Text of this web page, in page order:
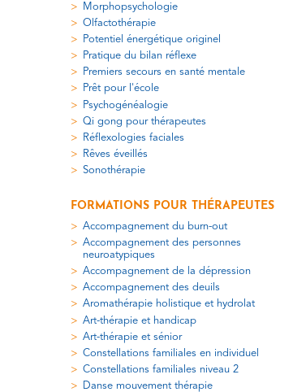
Morphopsychologie
Olfactothérapie
Potentiel énergétique originel
Pratique du bilan réflexe
Premiers secours en santé mentale
Prêt pour l'école
Psychogénéalogie
Qi gong pour thérapeutes
Réflexologies faciales
Rêves éveillés
Sonothérapie
FORMATIONS POUR THÉRAPEUTES
Accompagnement du burn-out
Accompagnement des personnes
neuroatypiques
Accompagnement de la dépression
Accompagnement des deuils
Aromathérapie holistique et hydrolat
Art-thérapie et handicap
Art-thérapie et sénior
Constellations familiales en individuel
Constellations familiales niveau 2
Danse mouvement thérapie